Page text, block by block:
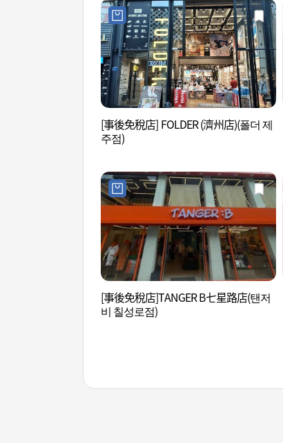
[事後免稅店] FOLDER (濟州店)(폴더 제
주점)
[事後免稅店]TANGER B七星路店(탠저
비 칠성로점)